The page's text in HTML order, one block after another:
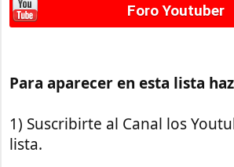
Foro Youtuber
Para aparecer en esta lista
1) Suscribirte al Canal los
lista.